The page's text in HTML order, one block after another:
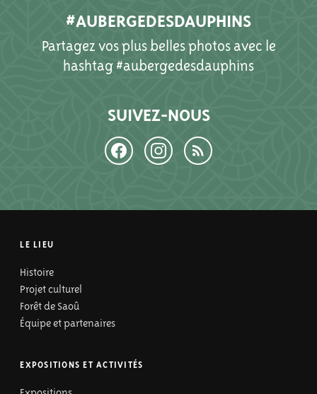
#AUBERGEDESDAUPHINS
Partagez vos plus belles photos avec le
hashtag #aubergedesdauphins
SUIVEZ-NOUS
LE LIEU
Histoire
Projet culturel
Forêt de Saoû
Équipe et partenaires
EXPOSITIONS ET ACTIVITÉS